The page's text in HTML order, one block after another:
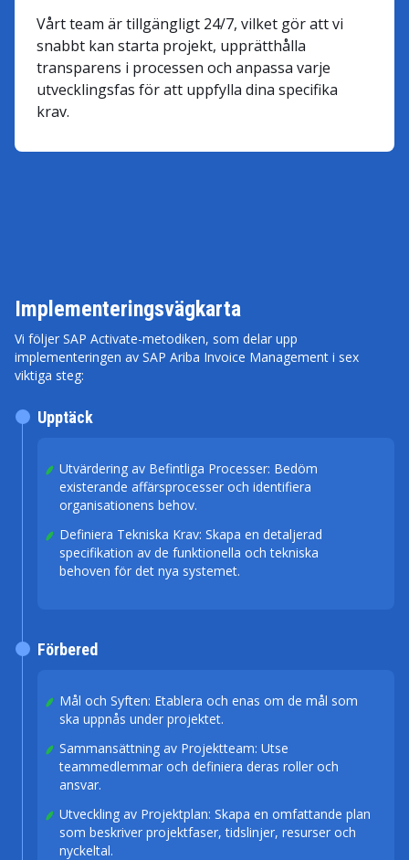
Vårt team är tillgängligt 24/7, vilket gör att vi
snabbt kan starta projekt, upprätthålla
transparens i processen och anpassa varje
utvecklingsfas för att uppfylla dina specifika
krav.
Implementeringsvägkarta
Vi följer SAP Activate-metodiken, som delar upp
implementeringen av SAP Ariba Invoice Management i sex
viktiga steg:
Utvärdering av Befintliga Processer: Bedöm
existerande affärsprocesser och identifiera
organisationens behov.
Definiera Tekniska Krav: Skapa en detaljerad
specifikation av de funktionella och tekniska
behoven för det nya systemet.
Upptäck
Mål och Syften: Etablera och enas om de mål som
ska uppnås under projektet.
Sammansättning av Projektteam: Utse
teammedlemmar och definiera deras roller och
ansvar.
Utveckling av Projektplan: Skapa en omfattande plan
som beskriver projektfaser, tidslinjer, resurser och
nyckeltal.
Förbered